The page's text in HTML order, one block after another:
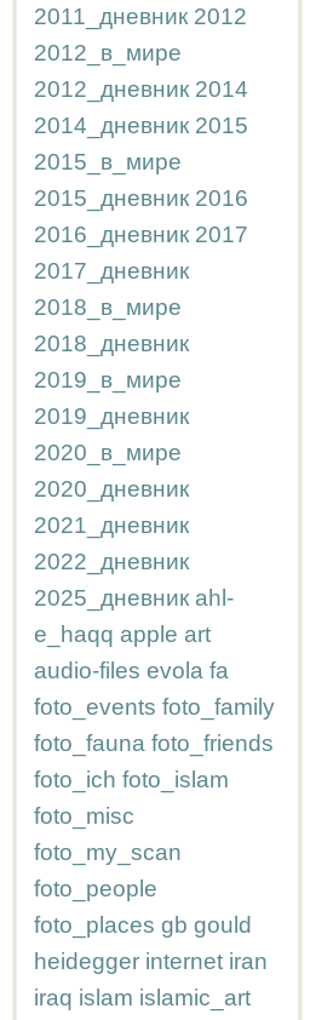
2011_дневник 2012
2012_в_мире
2012_дневник 2014
2014_дневник 2015
2015_в_мире
2015_дневник 2016
2016_дневник 2017
2017_дневник
2018_в_мире
2018_дневник
2019_в_мире
2019_дневник
2020_в_мире
2020_дневник
2021_дневник
2022_дневник
2025_дневник ahl-
e_haqq apple art
audio-files evola fa
foto_events foto_family
foto_fauna foto_friends
foto_ich foto_islam
foto_misc
foto_my_scan
foto_people
foto_places gb gould
heidegger internet iran
iraq islam islamic_art